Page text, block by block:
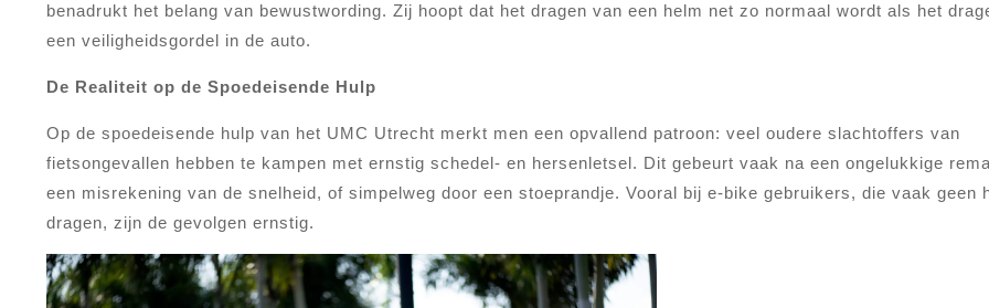
benadrukt het belang van bewustwording. Zij hoopt dat het dragen van een helm net zo normaal wordt als het
een veiligheidsgordel in de auto.
De Realiteit op de Spoedeisende Hulp
Op de spoedeisende hulp van het UMC Utrecht merkt men een opvallend patroon: veel oudere slachtoffers van
fietsongevallen hebben te kampen met ernstig schedel- en hersenletsel. Dit gebeurt vaak na een ongelukkige
een misrekening van de snelheid, of simpelweg door een stoeprandje. Vooral bij e-bike gebruikers, die vaak geen
dragen, zijn de gevolgen ernstig.